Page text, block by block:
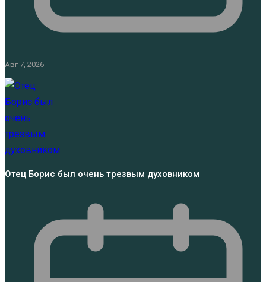
Авг 7, 2026
Отец Борис был очень трезвым духовником